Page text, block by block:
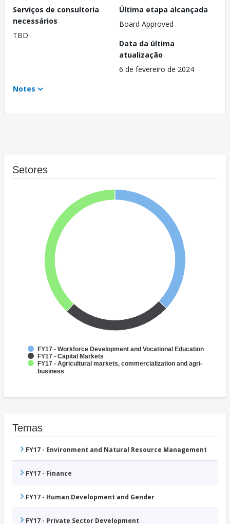
Serviços de consultoria
necessários
TBD
Última etapa alcançada
Board Approved
Data da última
atualização
6 de fevereiro de 2024
Notes
Setores
FY17 - Workforce Development and Vocational Education
FY17 - Capital Markets
FY17 - Agricultural markets, commercialization and agri-
business
Temas
FY17 - Environment and Natural Resource Management
FY17 - Finance
FY17 - Human Development and Gender
FY17 - Private Sector Development